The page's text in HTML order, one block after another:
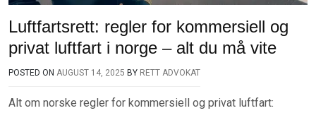
Luftfartsrett: regler for kommersiell og
privat luftfart i norge – alt du må vite
POSTED ON AUGUST 14, 2025 BY RETT ADVOKAT
Alt om norske regler for kommersiell og privat luftfart: